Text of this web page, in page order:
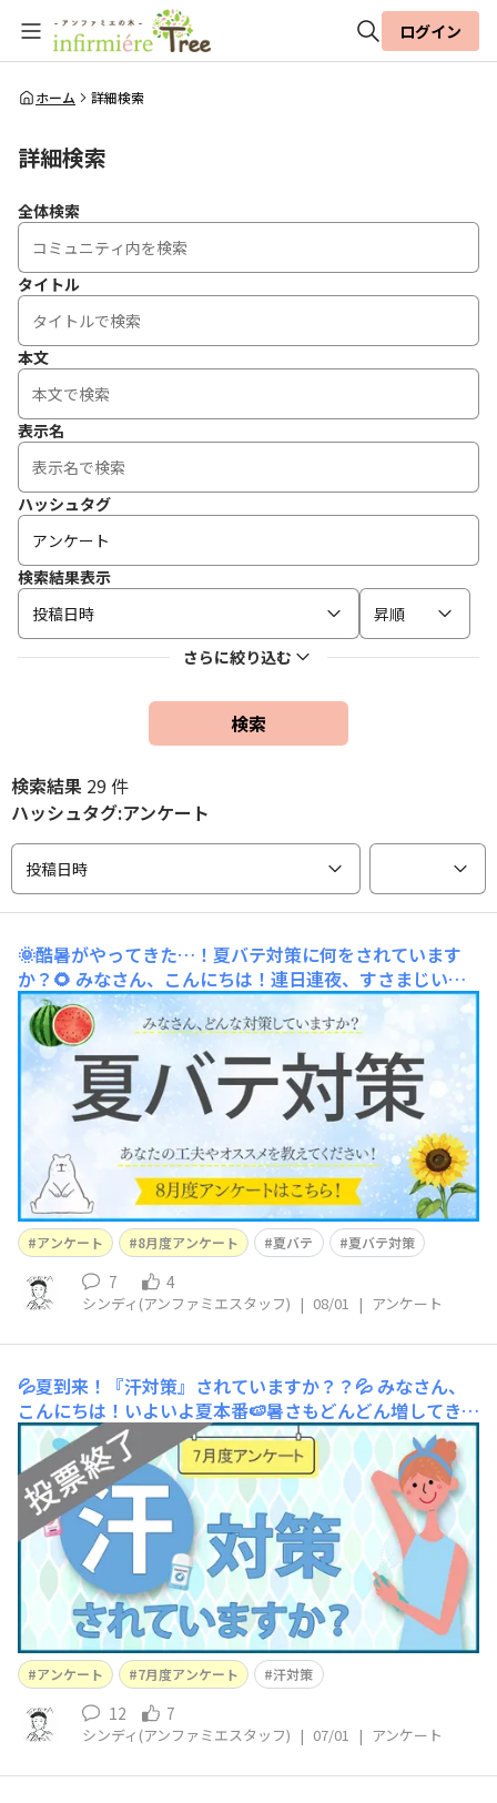
全体検索
ログイン
ホーム 詳細検索
詳細検索
全体検索
タイトル
本文
表示名
ハッシュタグ
検索結果表示
投稿日時
昇順
さらに絞り込む
検索
検索結果 29 件
ハッシュタグ:アンケート
投稿日時
🌞酷暑がやってきた…！夏バテ対策に何をされています
か？🌻 みなさん、こんにちは！連日連夜、すさまじい暑
さですね💦体調は大丈夫でしょうか？？この暑さがまだま
だ続くのか、、と思うとすでにげんなりしております。。
このような暑さの中、みなさんが夏バテ対策に何かされて
いることはありますか？？​私はとにかく睡眠時間の確保を
重要視しています！睡眠時間が少ないとなんだか体
アンケート 8月度アンケート 夏バテ 夏バテ対策
7 4
シンディ(アンファミエスタッフ) | 08/01 | アンケート
💦夏到来！『汗対策』されていますか？？💦 みなさん、
こんにちは！いよいよ夏本番🍉暑さもどんどん増してきま
したね。暑さと比例して、汗をかく量も増えてきました…
さて、この夏の汗に対して、みなさんは何か対策をされて
いますか？私は汗をかいたら、とにかく拭いて、我慢でき
なくなったら着替えるという二段階方式です😅もともと
すごく汗かきなので、制汗剤ではお
アンケート 7月度アンケート 汗対策
12 7
シンディ(アンファミエスタッフ) | 07/01 | アンケート